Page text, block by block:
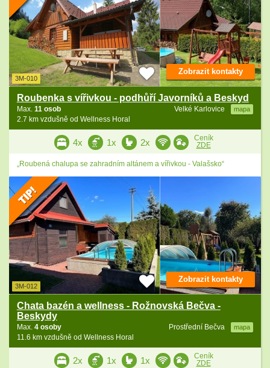
3M-010
Roubenka s vířivkou - podhůří Javorníků a Beskyd
Velké Karlovice mapa
Max. 11 osob
2.7 km vzdušně od Wellness Horal
Zobrazit kontakty
4x 1x 2x
Ceník
ZDE
„Roubená chalupa se zahradním altánem a vířivkou - Valašsko“
3M-012
Chata bazén a wellness - Rožnovská Bečva -
Beskydy
Prostřední Bečva mapa
Max. 4 osoby
11.6 km vzdušně od Wellness Horal
Zobrazit kontakty
2x 1x 1x
Ceník
ZDE